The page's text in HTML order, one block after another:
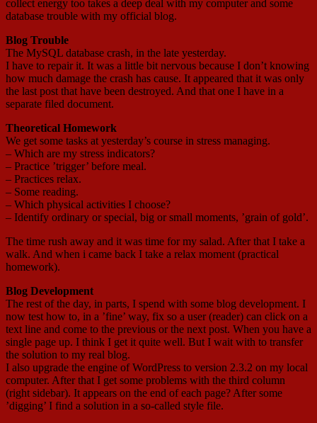
collect energy too takes a deep deal with my computer and some
database trouble with my official blog.
Blog Trouble
The MySQL database crash, in the late yesterday.
I have to repair it. It was a little bit nervous because I don’t knowing
how much damage the crash has cause. It appeared that it was only
the last post that have been destroyed. And that one I have in a
separate filed document.
Theoretical Homework
We get some tasks at yesterday’s course in stress managing.
– Which are my stress indicators?
– Practice ’trigger’ before meal.
– Practices relax.
– Some reading.
– Which physical activities I choose?
– Identify ordinary or special, big or small moments, ’grain of gold’.
The time rush away and it was time for my salad. After that I take a
walk. And when i came back I take a relax moment (practical
homework).
Blog Development
The rest of the day, in parts, I spend with some blog development. I
now test how to, in a ’fine’ way, fix so a user (reader) can click on a
text line and come to the previous or the next post. When you have a
single page up. I think I get it quite well. But I wait with to transfer
the solution to my real blog.
I also upgrade the engine of WordPress to version 2.3.2 on my local
computer. After that I get some problems with the third column
(right sidebar). It appears on the end of each page? After some
’digging’ I find a solution in a so-called style file.